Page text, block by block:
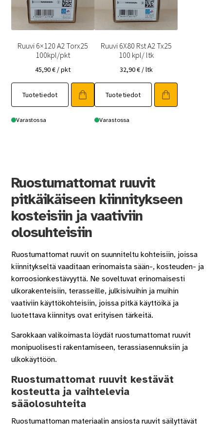
Ruuvi 6×120 A2 Torx25
100kpl/pkt
45,90€ / pkt
Tuotetiedot
Varastossa
Ruuvi 6X80 Rst A2 Tx25
100 kpl/ ltk
32,90€ / ltk
Tuotetiedot
Varastossa
Ruostumattomat ruuvit
pitkäikäiseen kiinnitykseen
kosteisiin ja vaativiin
olosuhteisiin
Ruostumattomat ruuvit on suunniteltu kohteisiin, joissa
kiinnitykseltä vaaditaan erinomaista sään-, kosteuden- ja
korroosionkestävyyttä. Ne soveltuvat erinomaisesti
ulkorakenteisiin, terasseille, julkisivuihin ja muihin
vaativiin käyttökohteisiin, joissa pitkä käyttöikä ja
luotettava kiinnitys ovat erityisen tärkeitä.
Sarokkaan valikoimasta löydät ruostumattomat ruuvit
monipuolisesti rakentamiseen, terassiasennuksiin ja
ulkokäyttöön.
Ruostumattomat ruuvit kestävät
kosteutta ja vaihtelevia
sääolosuhteita
Ruostumattoman materiaalin ansiosta ruuvit säilyttävät